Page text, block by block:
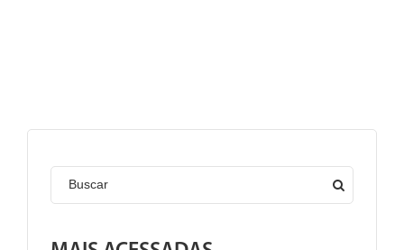
Buscar